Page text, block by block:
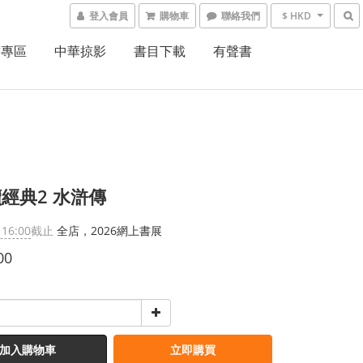
登入會員 購物車 聯絡我們 $ HKD
區 中華掠影 書目下載 有聲書
典2 水滸傳
截止 全店，2026網上書展
加入購物車 立即購買